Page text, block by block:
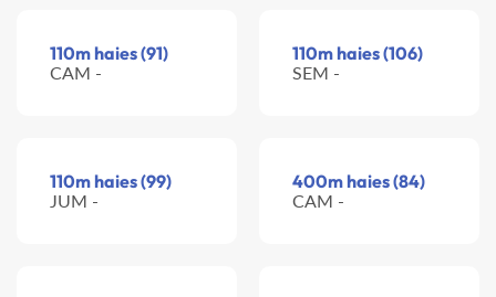
110m haies (91)
CAM -
110m haies (106)
SEM -
110m haies (99)
JUM -
400m haies (84)
CAM -